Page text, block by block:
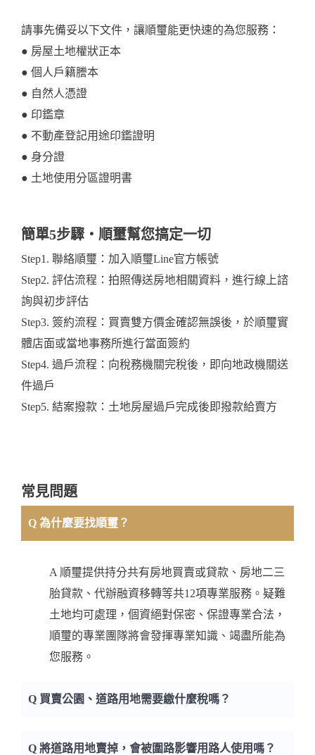
請事先備妥以下文件，讓順璽能更快速的為您服務：
● 房屋土地權狀正本
● 個人戶籍謄本
● 自然人憑證
● 印鑑章
● 不動產登記用途印鑑證明
● 身分證
● 土地使用分區證明書
簡單5步驟・順璽幫您搞定一切
Step1. 聯絡順璽：加入 順璽Line官方帳號
Step2. 評估流程：拍照傳送房地相關資料，進行線上諮
詢與初步評估
Step3. 簽約流程：買賣雙方價金確認無誤後，於順璽實
體店面或當地事務所進行當面簽約
Step4. 過戶流程：向稅務機關完稅後，即向地政機關送
件過戶
Step5. 結案撥款：土地房屋過戶完成後即撥款給賣方
常見問題
Q 為什麼要找順璽？
A 順璽提供持分共有房地買賣或貸款、房地二三
胎貸款、代辦融資移轉等共12項專業服務。疑難
土地均可處理，個資絕對保密、保證專業合法，
順璽的專業團隊將會發揮專業知識、竭盡所能為
您服務。
Q 買賣公園、道路用地需要繳什麼稅嗎？
A 基本上買賣公設保留地是完全免稅的！
Q 將道路用地賣掉，會被圍路影響用路人使用嗎？